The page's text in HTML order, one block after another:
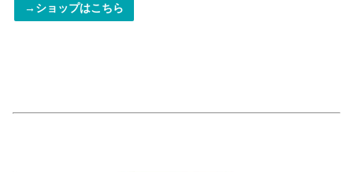
→ショップはこちら